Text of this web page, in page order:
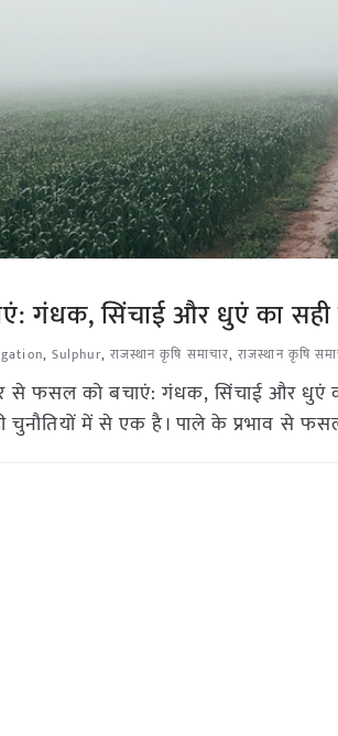
गंधक, सिंचाई और धुएं का सही
, Sulphur, राजस्थान कृषि समाचार,राजस्थान कृषि
फसल को बचाएं: गंधक, सिंचाई और धुएं
में से एक है। पाले के प्रभाव से